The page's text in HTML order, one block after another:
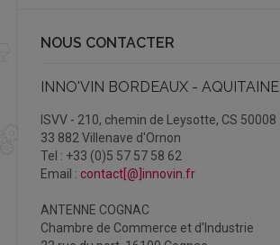
NOUS CONTACTER
INNO'VIN BORDEAUX - AQUITAINE
ISVV - 210, chemin de Leysotte, CS 50008
33 882 Villenave d'Ornon
Tel : +33 (0)5 57 57 58 62
Email : contact[@]innovin.fr
ANTENNE COGNAC
Chambre de Commerce et d'Industrie